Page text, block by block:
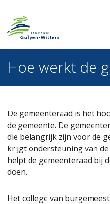
Hoe werkt de
De gemeenteraad is het
de gemeente. De
die belangrijk zijn voor de
krijgt ondersteuning van
helpt de gemeenteraad bij
doen.
Het college van